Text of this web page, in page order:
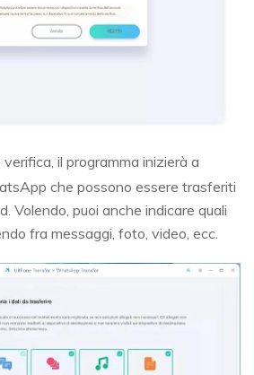
verifica, il programma inizierà a
che possono essere trasferiti
Volendo, puoi anche indicare quali
fra messaggi, foto, video, ecc.